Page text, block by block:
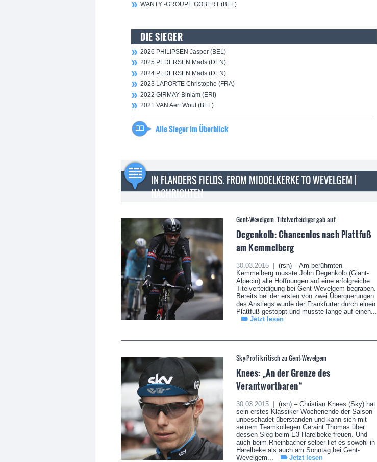
WANTY -GROUPE GOBERT (BEL)
DIE SIEGER
2026 PHILIPSEN Jasper (BEL)
2025 PEDERSEN Mads (DEN)
2024 PEDERSEN Mads (DEN)
2023 LAPORTE Christophe (FRA)
2022 GIRMAY Biniam (ERI)
2021 VAN Aert Wout (BEL)
Alle Sieger im Überblick
IN FLANDERS FIELDS. FROM MIDDELKERKE TO WEVELGEM |
NACHRICHTEN
Gent-Wevelgem: Titelverteidiger gab auf
Degenkolb: Chancenlos nach Plattfuß
am Kemmelberg
30.03.2015 |
(rsn) – Am berühmten
Kemmelberg musste John Degenkolb (Giant-
Alpecin) alle Hoffnungen auf eine erfolgreiche
Titelverteidigung bei Gent-Wevelgem begraben.
Bereits bei der ersten von zwei Überquerungen
des Anstiegs wurde der Frankfurter durch einen
Plattfuß gestoppt und musste lange auf einen...
Jetzt lesen
Sky-Profi kritisch zu Gent-Wevelgem
Knees: „An der Grenze des
Verantwortbaren“
30.03.2015 |
(rsn) – Christian Knees (Sky) hat
sein erstes Klassiker-Wochenende der Saison
unbeschadet überstanden und kann sich mit
seinem Teamkollegen Geraint Thomas über
dessen Sieg beim E3-Harelbeke freuen. Und
auch beim Rheinbacher selber lief es sowohl in
Harelbeke als auch am Sonntag bei Gent-
Wevelgem...
Jetzt lesen